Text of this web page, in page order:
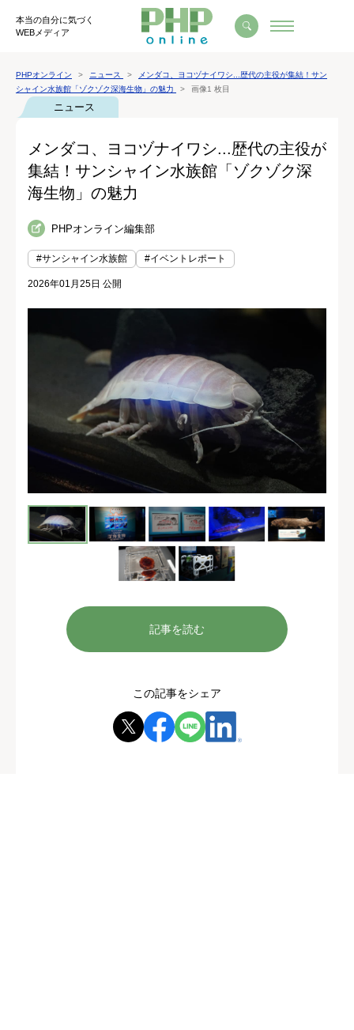
本当の自分に気づく
WEBメディア
PHPオンライン ニュース
メンダコ、ヨコヅナイワシ...歴代の主役が集結！サン
シャイン水族館「ゾクゾク深海生物」の魅力
画像1 枚目
ニュース
メンダコ、ヨコヅナイワシ...歴代の主役が
集結！サンシャイン水族館「ゾクゾク深
海生物」の魅力
PHPオンライン編集部
#サンシャイン水族館 #イベントレポート
2026年01月25日 公開
記事を読む
この記事をシェア